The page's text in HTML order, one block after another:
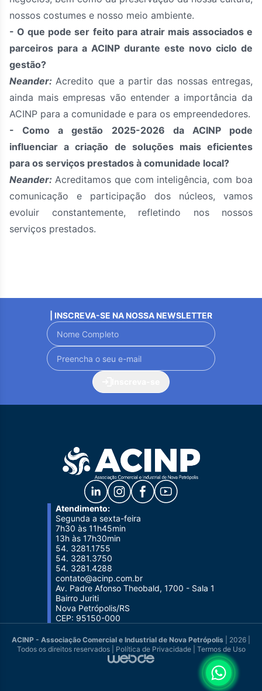
nossos costumes e nosso meio ambiente.
- O que pode ser feito para atrair mais associados e
parceiros para a ACINP durante este novo ciclo de
gestão?
Neander: Acredito que a partir das nossas entregas,
ainda mais empresas vão entender a importância da
ACINP para a comunidade e para os empreendedores.
- Como a gestão 2025-2026 da ACINP pode
influenciar a criação de soluções mais eficientes
para os serviços prestados à comunidade local?
Neander: Acreditamos que com inteligência, com boa
comunicação e participação dos núcleos, vamos
evoluir constantemente, refletindo nos nossos
serviços prestados.
| INSCREVA-SE NA NOSSA NEWSLETTER
Atendimento:
Segunda a sexta-feira
7h30 às 11h45min
13h às 17h30min
54. 3281.1755
54. 3281.3750
54. 3281.4288
contato@acinp.com.br
Av. Padre Afonso Theobald, 1700 - Sala 1
Bairro Juriti
Nova Petrópolis/RS
CEP: 95150-000
ACINP - Associação Comercial e Industrial de Nova Petrópolis | 2026 |
Todos os direitos reservados | Política de Privacidade| Termos de Uso